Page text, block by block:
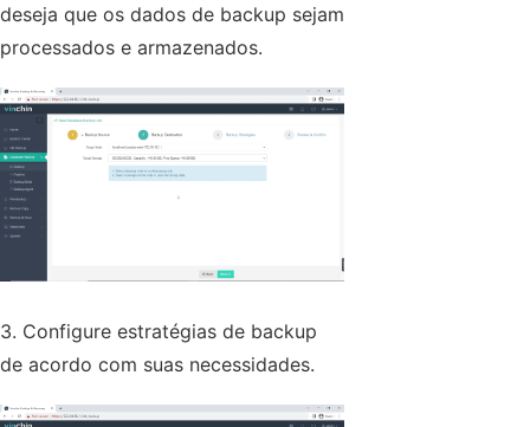
deseja que os dados de backup sejam
processados e armazenados.
3. Configure estratégias de backup
de acordo com suas necessidades.